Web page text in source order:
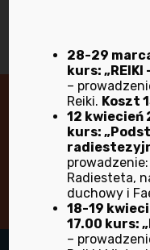
Masz
28-29
kurs: „REIKI
–
Reiki. Koszt
12 kwiecień
kurs:
Radiesteta,
duchowy i
18-19
17.00 kurs:
–